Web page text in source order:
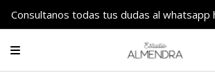
Consultanos todas tus dudas al whatsapp